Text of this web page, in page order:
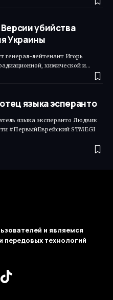
убийства
Украины
генерал-лейтенант Игорь
химической и…
языка эсперанто
языка эксперанто Людвик
#ПервыйЕврейский STMEGI
и являемся
передовых технологий